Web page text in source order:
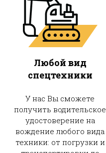
Любой вид
спецтехники
У нас Вы сможете
получить водительское
удостоверение на
вождение любого вида
техники: от погрузки и